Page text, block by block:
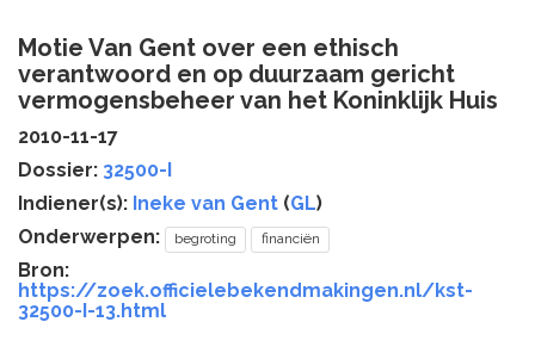
Motie Van Gent over een ethisch
verantwoord en op duurzaam gericht
vermogensbeheer van het Koninklijk Huis
2010-11-17
Dossier: 32500-I
Indiener(s): Ineke van Gent (GL)
Onderwerpen:
begroting financiën
Bron:
https://zoek.officielebekendmakingen.nl/kst-
32500-I-13.html